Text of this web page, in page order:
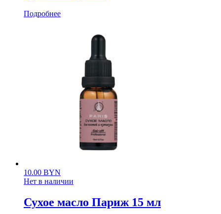
Подробнее
10.00 BYN
Нет в наличии
Сухое масло Париж 15 мл